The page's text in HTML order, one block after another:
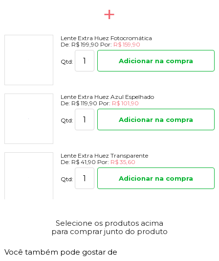
+
Lente Extra Huez Fotocromática
De: R$ 199,90 Por: R$ 159,90
Qtd: Adicionar na compra
Lente Extra Huez Azul Espelhado
De: R$ 119,90 Por: R$ 101,90
Qtd: Adicionar na compra
Lente Extra Huez Transparente
De: R$ 41,90 Por: R$ 35,60
Qtd: Adicionar na compra
De: R$ 119,90 Por: R$ 101,90
Adicionar na compra
Selecione os produtos acima
para comprar junto do produto
Você também pode gostar de